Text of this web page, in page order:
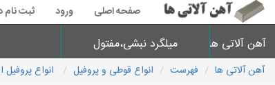
صفحه اصلی ورود ثبت نام
آهن آلاتی ها میلگرد نبشی،مفتول
آهن آلاتی ها فهرست انواع قوطی و پروفیل انواع پروفیل